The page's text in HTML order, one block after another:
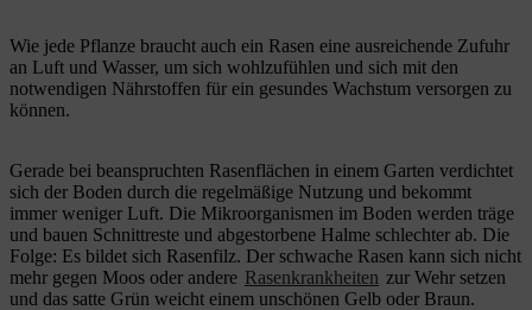
Wie jede Pflanze braucht auch ein Rasen eine ausreichende Zufuhr
an Luft und Wasser, um sich wohlzufühlen und sich mit den
notwendigen Nährstoffen für ein gesundes Wachstum versorgen zu
können.
Gerade bei beanspruchten Rasenflächen in einem Garten verdichtet
sich der Boden durch die regelmäßige Nutzung und bekommt
immer weniger Luft. Die Mikroorganismen im Boden werden träge
und bauen Schnittreste und abgestorbene Halme schlechter ab. Die
Folge: Es bildet sich Rasenfilz. Der schwache Rasen kann sich nicht
mehr gegen Moos oder andere Rasenkrankheiten zur Wehr setzen
und das satte Grün weicht einem unschönen Gelb oder Braun.